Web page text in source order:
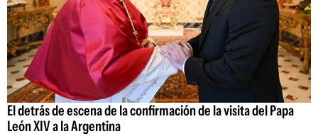
El detrás de escena de la confirmación de la visita del Papa
León XIV a la Argentina